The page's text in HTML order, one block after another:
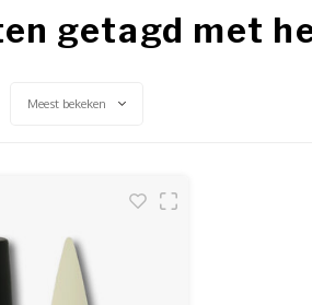
getagd met
Meest bekeken